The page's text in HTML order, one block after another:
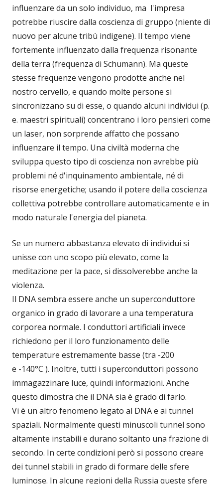
influenzare da un solo individuo, ma l'impresa
potrebbe riuscire dalla coscienza di gruppo (niente di
nuovo per alcune tribù indigene). Il tempo viene
fortemente influenzato dalla frequenza risonante
della terra (frequenza di Schumann). Ma queste
stesse frequenze vengono prodotte anche nel
nostro cervello, e quando molte persone si
sincronizzano su di esse, o quando alcuni individui (p.
e. maestri spirituali) concentrano i loro pensieri come
un laser, non sorprende affatto che possano
influenzare il tempo. Una civiltà moderna che
sviluppa questo tipo di coscienza non avrebbe più
problemi né d'inquinamento ambientale, né di
risorse energetiche; usando il potere della coscienza
collettiva potrebbe controllare automaticamente e in
modo naturale l'energia del pianeta.
Se un numero abbastanza elevato di individui si
unisse con uno scopo più elevato, come la
meditazione per la pace, si dissolverebbe anche la
violenza.
Il DNA sembra essere anche un superconduttore
organico in grado di lavorare a una temperatura
corporea normale. I conduttori artificiali invece
richiedono per il loro funzionamento delle
temperature estremamente basse (tra -200
e -140°C ). Inoltre, tutti i superconduttori possono
immagazzinare luce, quindi informazioni. Anche
questo dimostra che il DNA sia è grado di farlo.
Vi è un altro fenomeno legato al DNA e ai tunnel
spaziali. Normalmente questi minuscoli tunnel sono
altamente instabili e durano soltanto una frazione di
secondo. In certe condizioni però si possono creare
dei tunnel stabili in grado di formare delle sfere
luminose. In alcune regioni della Russia queste sfere